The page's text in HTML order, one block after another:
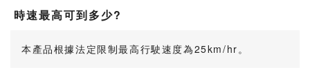
時速最高可到多少?
本產品根據法定限制最高行駛速度為25km/hr。